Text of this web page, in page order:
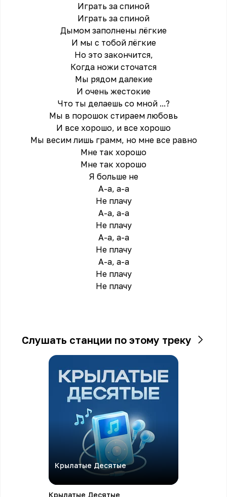
Играть за спиной
Играть за спиной
Дымом заполнены лёгкие
И мы с тобой лёгкие
Но это закончится,
Когда ножи сточатся
Мы рядом далекие
И очень жестокие
Что ты делаешь со мной ...?
Мы в порошок стираем любовь
И все хорошо, и все хорошо
Мы весим лишь грамм, но мне все равно
Мне так хорошо
Мне так хорошо
Я больше не
А-а, а-а
Не плачу
А-а, а-а
Не плачу
А-а, а-а
Не плачу
А-а, а-а
Не плачу
Не плачу
Слушать станции по этому треку
Крылатые Десятые
Крылатые Десятые